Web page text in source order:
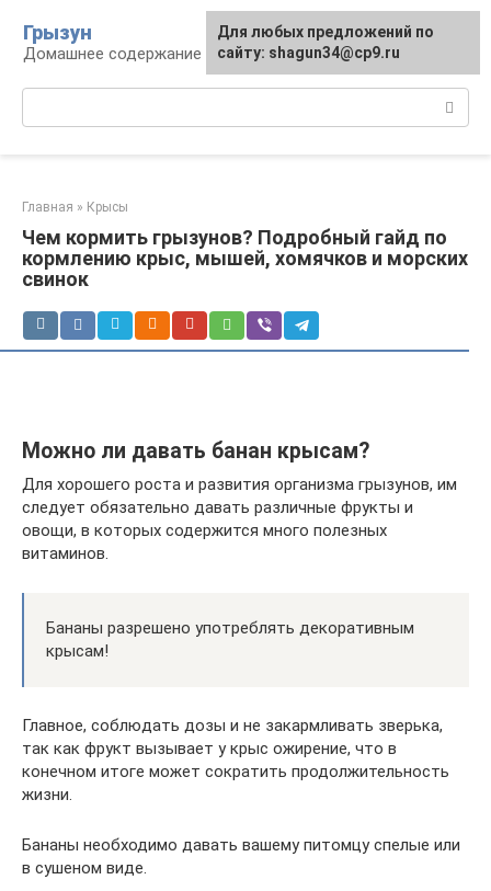
контенту
Грызун
Домашнее содержание грызунов
Главная » Крысы
Чем кормить грызунов? Подробный гайд по
кормлению крыс, мышей, хомячков и морских
свинок
Можно ли давать банан крысам?
Для хорошего роста и развития организма грызунов, им
следует обязательно давать различные фрукты и
овощи, в которых содержится много полезных
витаминов.
Бананы разрешено употреблять декоративным
крысам!
Главное, соблюдать дозы и не закармливать зверька,
так как фрукт вызывает у крыс ожирение, что в
конечном итоге может сократить продолжительность
жизни.
Бананы необходимо давать вашему питомцу спелые или
в сушеном виде.
Для любых предложений по
сайту: shagun34@cp9.ru